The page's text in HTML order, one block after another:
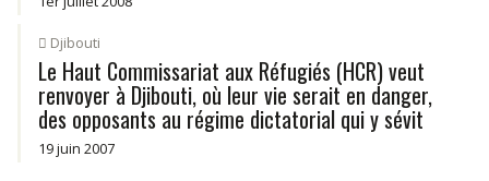
Djibouti
Le Haut Commissariat aux Réfugiés (HCR) veut
renvoyer à Djibouti, où leur vie serait en danger,
des opposants au régime dictatorial qui y sévit
19 juin 2007